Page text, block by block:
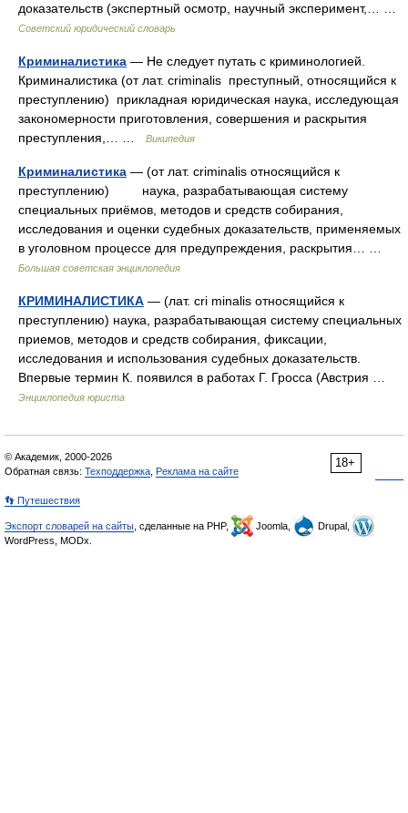
доказательств (экспертный осмотр, научный эксперимент,… …
Советский юридический словарь
Криминалистика — Не следует путать с криминологией.
Криминалистика (от лат. criminalis преступный, относящийся к
преступлению) прикладная юридическая наука, исследующая
закономерности приготовления, совершения и раскрытия
преступления,… …
Википедия
Криминалистика — (от лат. criminalis относящийся к
преступлению) наука, разрабатывающая систему
специальных приёмов, методов и средств собирания,
исследования и оценки судебных доказательств, применяемых
в уголовном процессе для предупреждения, раскрытия… …
Большая советская энциклопедия
КРИМИНАЛИСТИКА — (лат. cri minalis относящийся к
преступлению) наука, разрабатывающая систему специальных
приемов, методов и средств собирания, фиксации,
исследования и использования судебных доказательств.
Впервые термин К. появился в работах Г. Гросса (Австрия …
Энциклопедия юриста
18+
© Академик, 2000-2026
Обратная связь: Техподдержка Реклама на сайте
👣 Путешествия
Экспорт словарей на сайты , сделанные на PHP, Joomla,
Drupal,
WordPress, MODx.